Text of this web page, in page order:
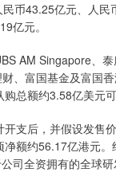
43.25亿元、人民
亿元。
AM Singapore、
、富国基金及富国
总额约3.58亿美元
后，并假设发售
额约56.17亿港元
司全资拥有的全球